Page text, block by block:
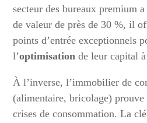
secteur des bureaux premium
de valeur de près de 30 %, il
points d’entrée exceptionnels
l’optimisation de leur capital
À l’inverse, l’immobilier de
(alimentaire, bricolage) prouve
crises de consommation. La